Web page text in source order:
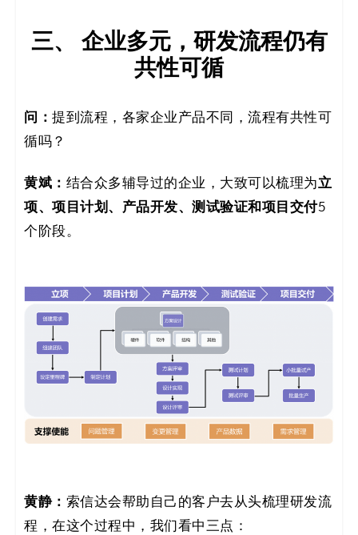
三、 企业多元，研发流程仍有
共性可循
问： 提到流程，各家企业产品不同，流程有共性可
循吗？
黄斌： 结合众多辅导过的企业，大致可以梳理为立
项、项目计划、产品开发、测试验证和项目交付5
个阶段。
黄静： 索信达会帮助自己的客户去从头梳理研发流
程，在这个过程中，我们看中三点：